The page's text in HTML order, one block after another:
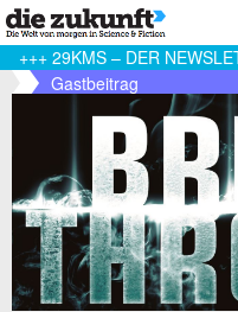
+++ 29KMS – DER
Gastbeitrag